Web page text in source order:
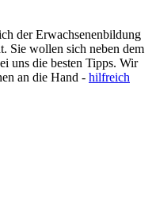
der Erwachsenenbildung
Sie wollen sich neben dem
uns die besten Tipps. Wir
an die Hand - hilfreich